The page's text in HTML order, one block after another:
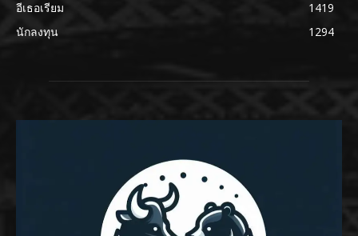
อีเธอเรียม
1419
นักลงทุน
1294